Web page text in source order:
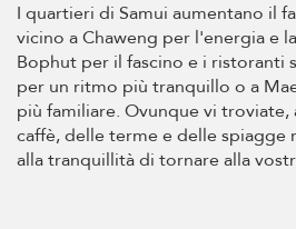
I quartieri di Samui aumentano il
vicino a Chaweng per l'energia e
Bophut per il fascino e i ristoranti
per un ritmo più tranquillo o a
più familiare. Ovunque vi
caffè, delle terme e delle spiagge
alla tranquillità di tornare alla